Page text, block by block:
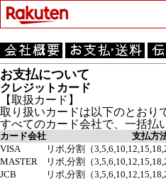
お支払について
クレジットカード
【取扱カード】
取り扱いカードは以下のとおり
すべてのカード会社で、一括払
カード会社
支払方
VISA
リボ,分割（
MASTER
リボ,分割（
JCB
リボ,分割（